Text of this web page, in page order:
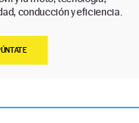
conducción y eficiencia.